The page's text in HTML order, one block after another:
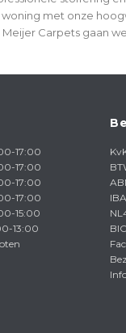
met onze
Carpets gaan
17:00
17:00
17:00
17:00
15:00
13:00